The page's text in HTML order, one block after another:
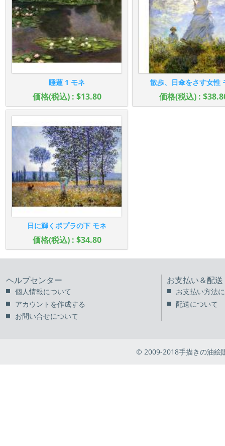
睡蓮 1 モネ
価格(税込) : $13.80
散歩、日傘をさす女性
価格(税込) :
日に輝くポプラの下 モネ
価格(税込) : $34.80
ヘルプセンター
個人情報について
アカウントを作成する
お問い合せについて
お支払い＆配送
お支払い方法
配送について
© 2009-2018手描きの油絵